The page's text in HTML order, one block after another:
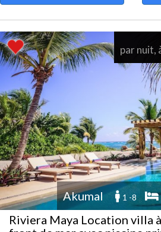
par nuit,
Akumal 1 -8
Riviera Maya Location villa